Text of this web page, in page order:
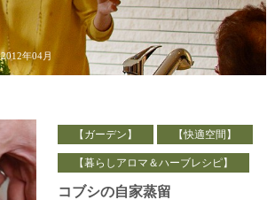
2012年04月
【ガーデン】 【快適空間】
【暮らしアロマ＆ハーブレシピ】
コブシの自家蒸留